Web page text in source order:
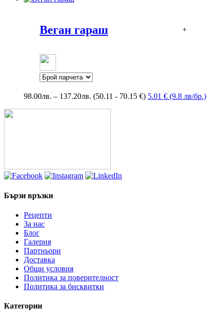
Веган гараш +
98.00лв. – 137.20лв. Price
(50.11 - 70.15 €) 5.01 € (9.8 лв/бр.)
Бързи връзки
Рецепти
За нас
Блог
Галерия
Партньори
Доставка
Общи условия
Политика за поверителност
Политика за бисквитки
Категории